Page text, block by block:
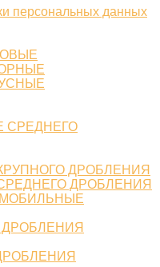
персональных данных
СРЕДНЕГО
ДРОБЛЕНИЯ
ДРОБЛЕНИЯ